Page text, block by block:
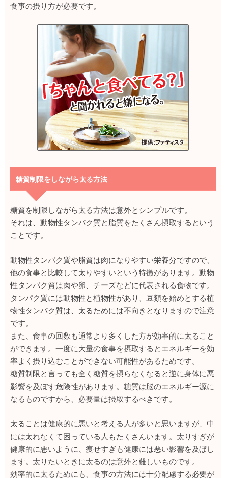
食事の摂り方が必要です。
糖質制限をしながら太る方法
糖質を制限しながら太る方法は意外とシンプルです。
それは、動物性タンパク質と脂質をたくさん摂取するという
ことです。
動物性タンパク質や脂質は肉になりやすい栄養分ですので、
他の食事と比較して太りやすいという特徴があります。動物
性タンパク質は肉や卵、チーズなどに代表される食物です。
タンパク質には動物性と植物性があり、豆類を始めとする植
物性タンパク質は、太るためには不向きとなりますので注意
です。
また、食事の回数も通常より多くした方が効率的に太ること
ができます。一度に大量の食事を摂取するとエネルギーを効
率よく摂り込むことができない可能性があるためです。
糖質制限と言っても全く糖質を摂らなくなると逆に身体に悪
影響を及ぼす危険性があります。糖質は脳のエネルギー源に
なるものですから、必要量は摂取するべきです。
太ることは健康的に悪いと考える人が多いと思いますが、中
には太れなくて困っている人もたくさんいます。太りすぎが
健康的に悪いように、痩せすぎも健康には悪い影響を及ぼし
ます。太りたいときに太るのは意外と難しいものです。
効率的に太るためにも、食事の方法には十分配慮する必要が